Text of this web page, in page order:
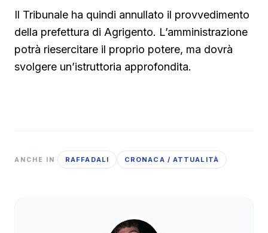
Il Tribunale ha quindi annullato il provvedimento
della prefettura di Agrigento. L’amministrazione
potrà riesercitare il proprio potere, ma dovrà
svolgere un’istruttoria approfondita.
ANCHE IN RAFFADALI CRONACA / ATTUALITÀ